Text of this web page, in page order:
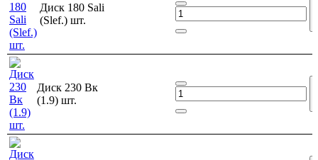
Диск 180 Sali
(Slef.) шт.
Диск 230 Bк
(1.9) шт.